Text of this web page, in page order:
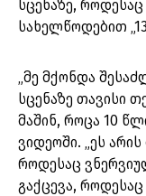
სცენაზე,
სახელწოდებით
„მე მქონდა
სცენაზე თავისი
მაშინ, როცა 10
ვიდეოში. „ეს
როდესაც
გაქცევა,